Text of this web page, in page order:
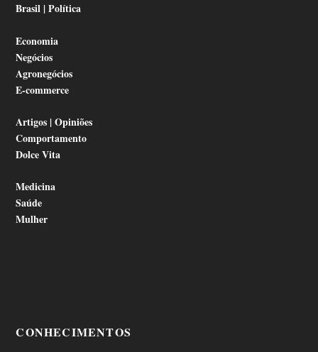
Brasil | Política
Economia
Negócios
Agronegócios
E-commerce
Artigos | Opiniões
Comportamento
Dolce Vita
Medicina
Saúde
Mulher
CONHECIMENTOS